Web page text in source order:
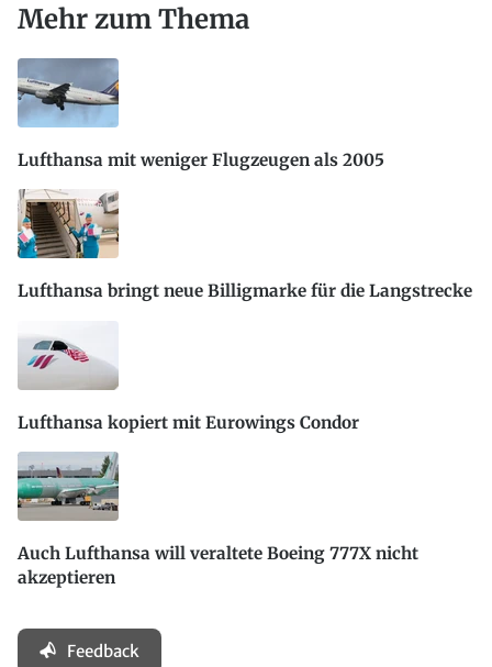
Mehr zum Thema
Lufthansa mit weniger Flugzeugen als 2005
Lufthansa bringt neue Billigmarke für die Langstrecke
Lufthansa kopiert mit Eurowings Condor
Auch Lufthansa will veraltete Boeing 777X nicht
akzeptieren
Feedback